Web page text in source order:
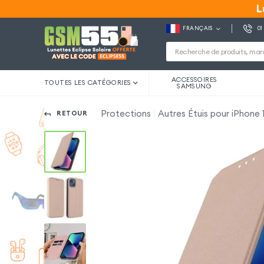
FRANÇAIS
TOUTES LES CATÉGORIES ACCESSOIRES
SAMSUNG
RETOUR Protections Autres Étuis pour iPhone